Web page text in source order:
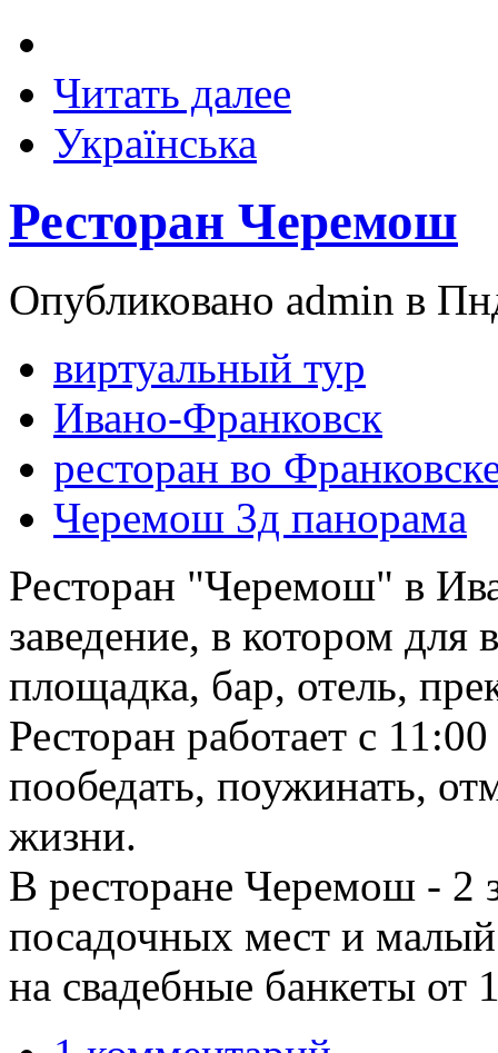
Читать далее
Українська
Ресторан Черемош
Опубликовано admin в
виртуальный тур
Ивано-Франковск
ресторан во
Черемош 3д панорама
Ресторан "Черемош" в
заведение, в котором для
площадка, бар, отель,
Ресторан работает с
пообедать, поужинать,
жизни.
В ресторане Черемош - 2
посадочных мест и
на свадебные банкеты от